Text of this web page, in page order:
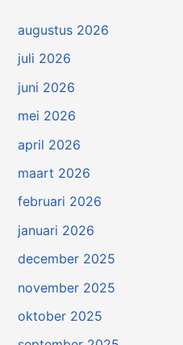
augustus 2026
juli 2026
juni 2026
mei 2026
april 2026
maart 2026
februari 2026
januari 2026
december 2025
november 2025
oktober 2025